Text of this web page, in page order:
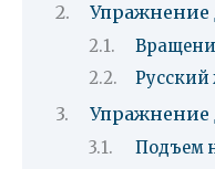
Упражнение
Упражнение
Подъем